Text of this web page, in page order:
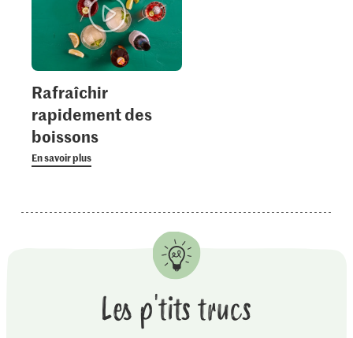
Rafraîchir
rapidement des
boissons
En savoir plus
Les p'tits trucs